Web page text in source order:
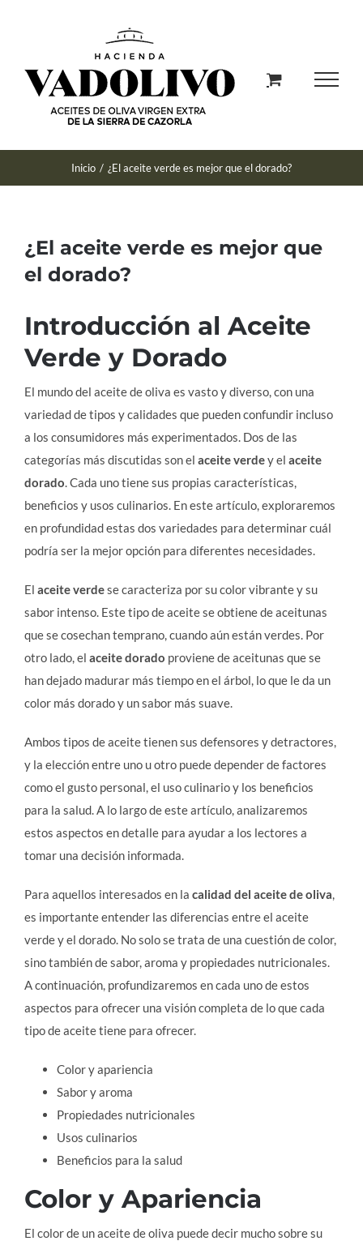
Inicio / ¿El aceite verde es mejor que el dorado?
¿El aceite verde es mejor que
el dorado?
Introducción al Aceite
Verde y Dorado
El mundo del aceite de oliva es vasto y diverso, con una
variedad de tipos y calidades que pueden confundir incluso
a los consumidores más experimentados. Dos de las
categorías más discutidas son el aceite verdey el aceite
dorado. Cada uno tiene sus propias características,
beneficios y usos culinarios. En este artículo, exploraremos
en profundidad estas dos variedades para determinar cuál
podría ser la mejor opción para diferentes necesidades.
El aceite verdese caracteriza por su color vibrante y su
sabor intenso. Este tipo de aceite se obtiene de aceitunas
que se cosechan temprano, cuando aún están verdes. Por
otro lado, el aceite dorado proviene de aceitunas que se
han dejado madurar más tiempo en el árbol, lo que le da un
color más dorado y un sabor más suave.
Ambos tipos de aceite tienen sus defensores y detractores,
y la elección entre uno u otro puede depender de factores
como el gusto personal, el uso culinario y los beneficios
para la salud. A lo largo de este artículo, analizaremos
estos aspectos en detalle para ayudar a los lectores a
tomar una decisión informada.
Para aquellos interesados en la calidad del aceite de oliva,
es importante entender las diferencias entre el aceite
verde y el dorado. No solo se trata de una cuestión de color,
sino también de sabor, aroma y propiedades nutricionales.
A continuación, profundizaremos en cada uno de estos
aspectos para ofrecer una visión completa de lo que cada
tipo de aceite tiene para ofrecer.
Color y apariencia
Sabor y aroma
Propiedades nutricionales
Usos culinarios
Beneficios para la salud
Color y Apariencia
El color de un aceite de oliva puede decir mucho sobre su